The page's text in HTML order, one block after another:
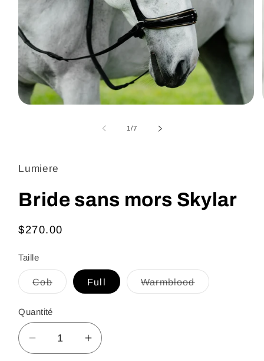
modale
1/de
7
Lumiere
Bride sans mors Skylar
Prix
$270.00
Taille
CobVariante
épuisée
indisponible
Full WarmbloodVariante
épuisée
Quantité
Réduire
la
Augmenter
la